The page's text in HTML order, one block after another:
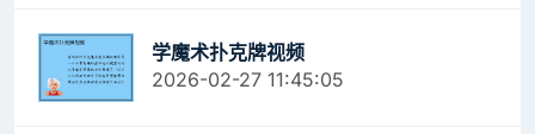
学魔术扑克牌视频
2026-02-27 11:45:05